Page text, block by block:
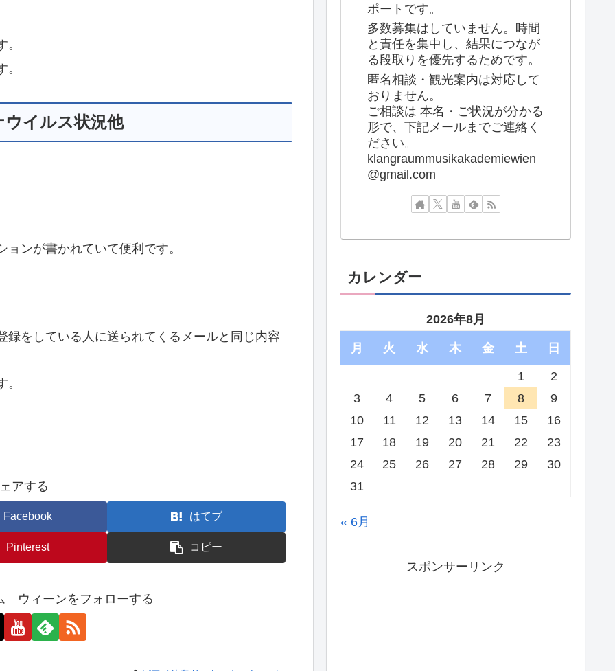
イルス状況他
ンが書かれていて便利です。
録をしている人に送られてくるメールと同じ内容
アする
Facebook はてブ
Pinterest コピー
ウィーンをフォローする
ポートです。
多数募集はしていません。時間
と責任を集中し、結果につなが
る段取りを優先するためです。
匿名相談・観光案内は対応して
おりません。
ご相談は 本名・ご状況が分かる
形で、下記メールまでご連絡く
ださい。
klangraummusikakademiewien
@gmail.com
カレンダー
2026年8月
月 火 水 木 金 土 日
1
2
3
4 5 6 7 8
9
10
11 12 13 14 15
16
17
18 19 20 21 22
23
24
25 26 27 28 29
30
31
« 6月
スポンサーリンク